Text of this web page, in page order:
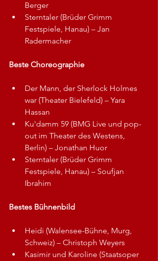
Berger
Sterntaler (Brüder Grimm
Festspiele, Hanau) – Jan
Radermacher
Beste Choreographie
Der Mann, der Sherlock Holmes
war (Theater Bielefeld) – Yara
Hassan
Ku'damm 59 (BMG Live und pop-
out im Theater des Westens,
Berlin) – Jonathan Huor
Sterntaler (Brüder Grimm
Festspiele, Hanau) – Soufjan
Ibrahim
Bestes Bühnenbild
Heidi (Walensee-Bühne, Murg,
Schweiz) – Christoph Weyers
Kasimir und Karoline (Staatsoper